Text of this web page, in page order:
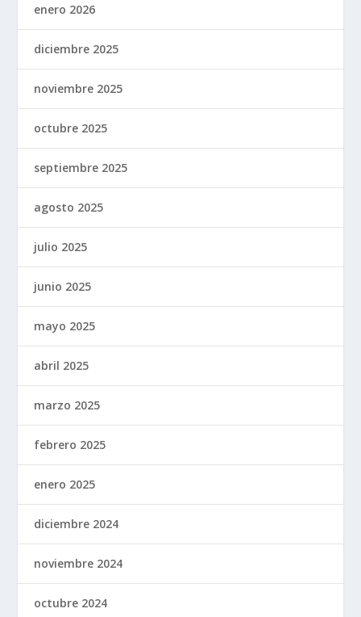
enero 2026
diciembre 2025
noviembre 2025
octubre 2025
septiembre 2025
agosto 2025
julio 2025
junio 2025
mayo 2025
abril 2025
marzo 2025
febrero 2025
enero 2025
diciembre 2024
noviembre 2024
octubre 2024